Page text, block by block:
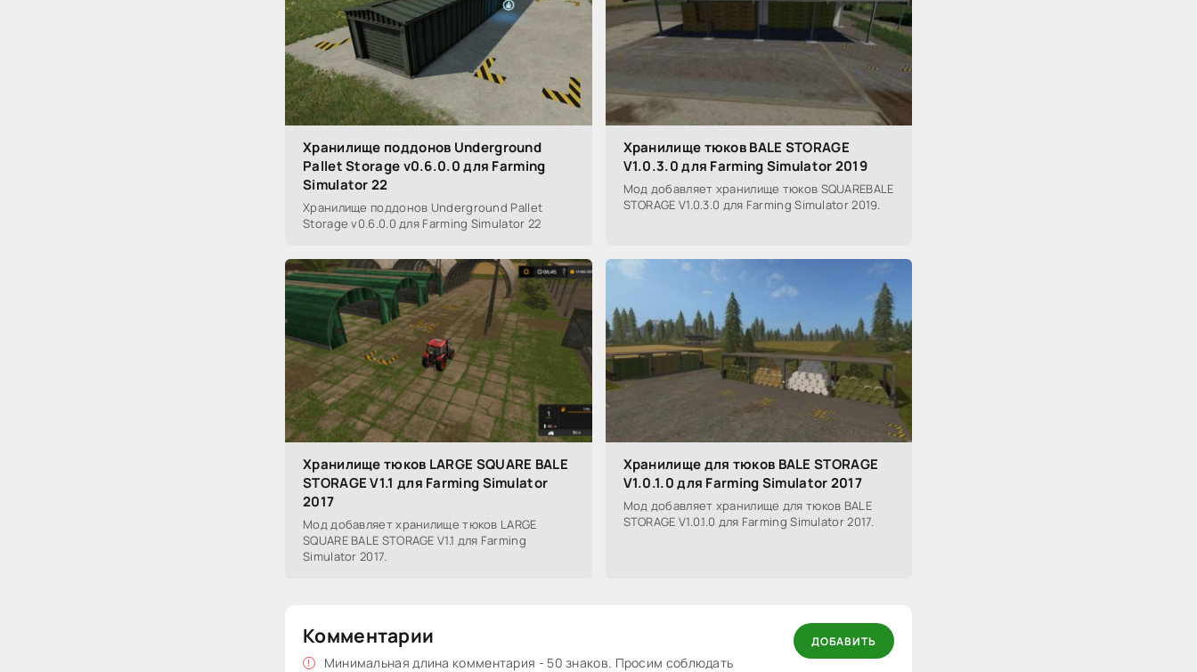
Хранилище поддонов Underground
Pallet Storage v0.6.0.0 для Farming
Simulator 22
Хранилище поддонов Underground Pallet
Storage v0.6.0.0 для Farming Simulator 22
Хранилище тюков BALE STORAGE
V1.0.3.0 для Farming Simulator 2019
Мод добавляет хранилище тюков SQUAREBALE
STORAGE V1.0.3.0 для Farming Simulator 2019.
Хранилище тюков LARGE SQUARE BALE
STORAGE V1.1 для Farming Simulator
2017
Мод добавляет хранилище тюков LARGE
SQUARE BALE STORAGE V1.1 для Farming
Simulator 2017.
Хранилище для тюков BALE STORAGE
V1.0.1.0 для Farming Simulator 2017
Мод добавляет хранилище для тюков BALE
STORAGE V1.0.1.0 для Farming Simulator 2017.
Комментарии
Минимальная длина комментария - 50 знаков. Просим соблюдать
ДОБАВИТЬ